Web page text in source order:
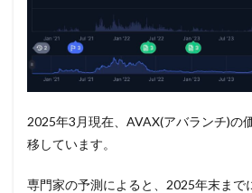
2025年3月現在、AVAX(アバランチ)の
移しています。
専門家の予測によると、2025年末まで